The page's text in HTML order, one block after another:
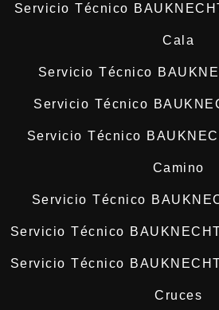
Servicio Técnico
Cala
Servicio Técnico
Servicio Técnico
Servicio Técnico
Camino
Servicio Técnico
Servicio Técnico
Servicio Técnico
Cruces